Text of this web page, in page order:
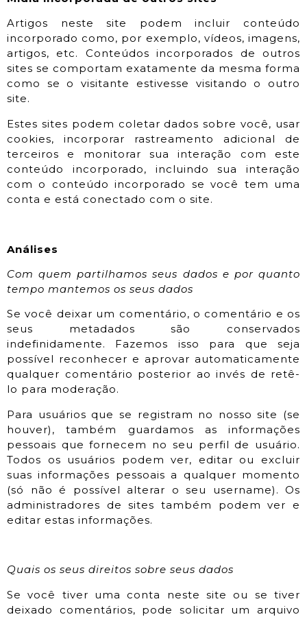
Artigos neste site podem incluir conteúdo
incorporado como, por exemplo, vídeos, imagens,
artigos, etc. Conteúdos incorporados de outros
sites se comportam exatamente da mesma forma
como se o visitante estivesse visitando o outro
site.
Estes sites podem coletar dados sobre você, usar
cookies, incorporar rastreamento adicional de
terceiros e monitorar sua interação com este
conteúdo incorporado, incluindo sua interação
com o conteúdo incorporado se você tem uma
conta e está conectado com o site.
Análises
Com quem partilhamos seus dados e por quanto
tempo mantemos os seus dados
Se você deixar um comentário, o comentário e os
seus metadados são conservados
indefinidamente. Fazemos isso para que seja
possível reconhecer e aprovar automaticamente
qualquer comentário posterior ao invés de retê-
lo para moderação.
Para usuários que se registram no nosso site (se
houver), também guardamos as informações
pessoais que fornecem no seu perfil de usuário.
Todos os usuários podem ver, editar ou excluir
suas informações pessoais a qualquer momento
(só não é possível alterar o seu username). Os
administradores de sites também podem ver e
editar estas informações.
Quais os seus direitos sobre seus dados
Se você tiver uma conta neste site ou se tiver
deixado comentários, pode solicitar um arquivo